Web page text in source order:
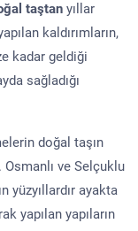
taştan yıllar
kaldırımların,
kadar geldiği
sağladığı
doğal taşın
ve Selçuklu
yüzyıllardır ayakta
yapılan yapıların